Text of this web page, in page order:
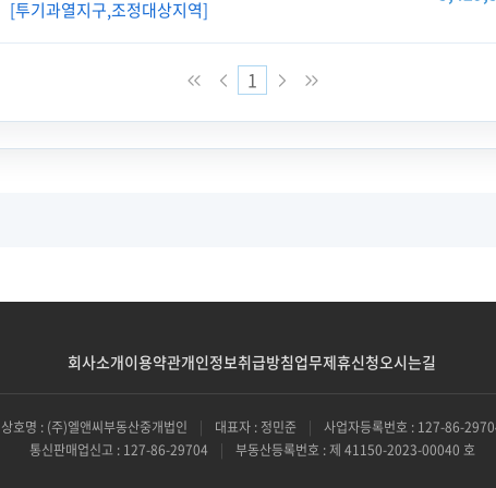
[투기과열지구,조정대상지역]
1
회사소개이용약관개인정보취급방침업무제휴신청오시는길
상호명 : (주)엘앤씨부동산중개법인 | 대표자 : 정민준 |
사업자등록번호 : 127-86-
통신판매업신고 : 127-86-29704
| 부동산등록번호 : 제 41150-2023-00040 호